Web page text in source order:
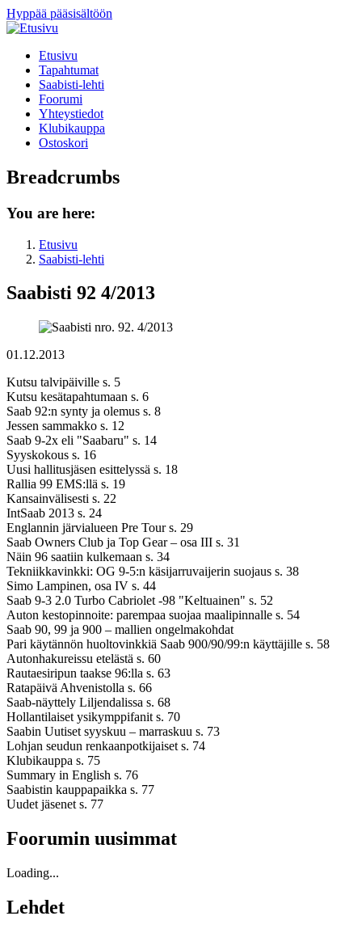
Hyppää pääsisältöön
Etusivu
Tapahtumat
Saabisti-lehti
Foorumi
Yhteystiedot
Klubikauppa
Ostoskori
Breadcrumbs
You are here:
Etusivu
Saabisti-lehti
Saabisti 92 4/2013
01.12.2013
Kutsu talvipäiville s. 5
Kutsu kesätapahtumaan s. 6
Saab 92:n synty ja olemus s. 8
Jessen sammakko s. 12
Saab 9-2x eli "Saabaru" s. 14
Syyskokous s. 16
Uusi hallitusjäsen esittelyssä s. 18
Rallia 99 EMS:llä s. 19
Kansainvälisesti s. 22
IntSaab 2013 s. 24
Englannin järvialueen Pre Tour s. 29
Saab Owners Club ja Top Gear – osa III s. 31
Näin 96 saatiin kulkemaan s. 34
Tekniikkavinkki: OG 9-5:n käsijarruvaijerin suojaus s. 38
Simo Lampinen, osa IV s. 44
Saab 9-3 2.0 Turbo Cabriolet -98 "Keltuainen" s. 52
Auton kestopinnoite: parempaa suojaa maalipinnalle s. 54
Saab 90, 99 ja 900 – mallien ongelmakohdat
Pari käytännön huoltovinkkiä Saab 900/90/99:n käyttäjille s. 58
Autonhakureissu etelästä s. 60
Rautaesiripun taakse 96:lla s. 63
Ratapäivä Ahvenistolla s. 66
Saab-näyttely Liljendalissa s. 68
Hollantilaiset ysikymppifanit s. 70
Saabin Uutiset syyskuu – marraskuu s. 73
Lohjan seudun renkaanpotkijaiset s. 74
Klubikauppa s. 75
Summary in English s. 76
Saabistin kauppapaikka s. 77
Uudet jäsenet s. 77
Foorumin uusimmat
Loading...
Lehdet